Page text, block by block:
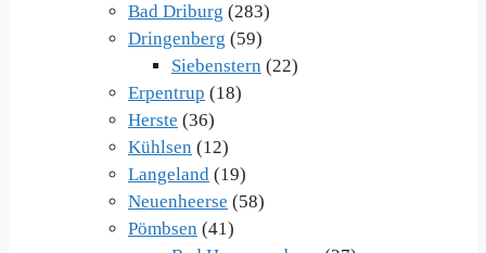
Bad Driburg (283)
Dringenberg (59)
Siebenstern (22)
Erpentrup (18)
Herste (36)
Kühlsen (12)
Langeland (19)
Neuenheerse (58)
Pömbsen (41)